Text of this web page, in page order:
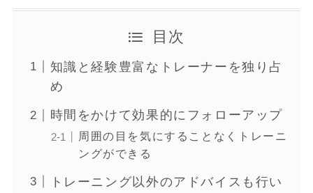
目次
知識と経験豊富なトレーナーを独り占
め
時間をかけて効果的にフォローアップ
周囲の目を気にすることなくトレーニ
ングができる
トレーニング以外のアドバイスも行い